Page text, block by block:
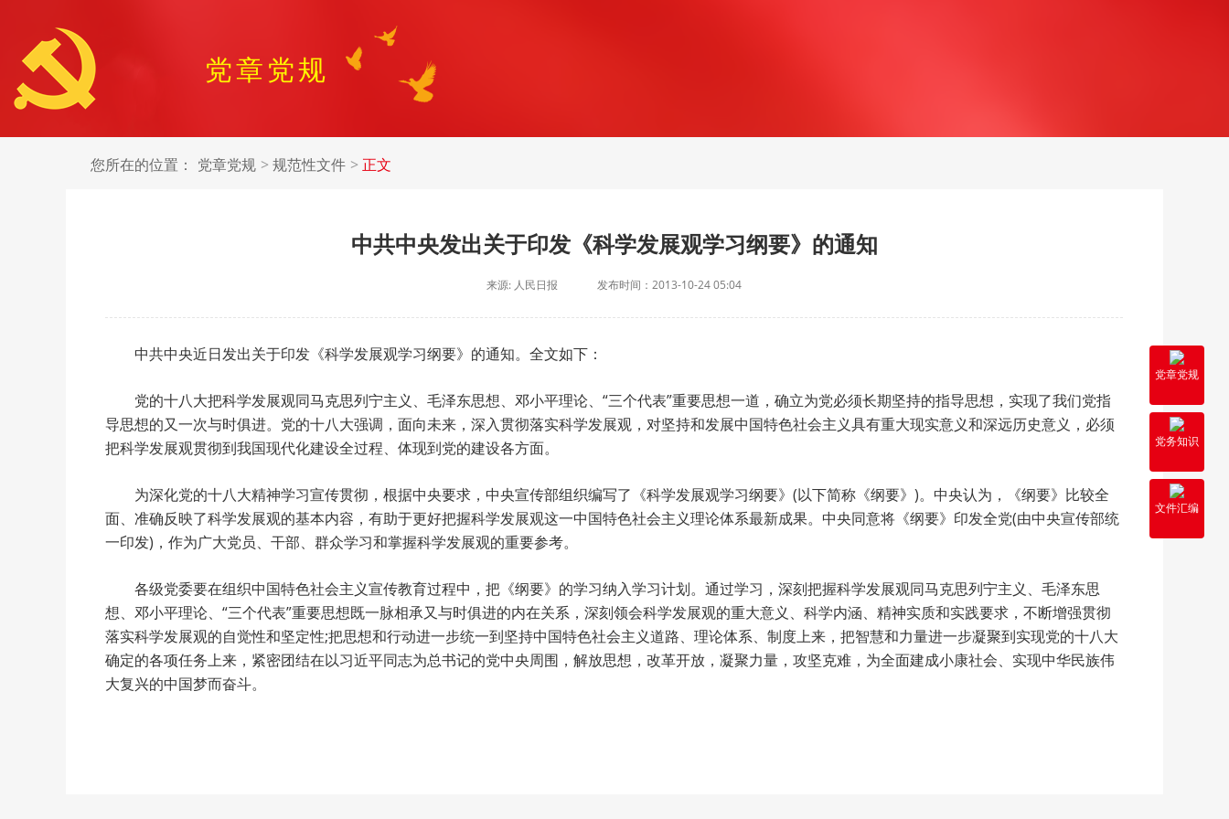
党章党规
您所在的位置： 党章党规 规范性文件 正文
中共中央发出关于印发《科学发展观学习纲要》的通知
来源: 人民日报 发布时间：2013-10-24 05:04
中共中央近日发出关于印发《科学发展观学习纲要》的通知。全文如下：
党的十八大把科学发展观同马克思列宁主义、毛泽东思想、邓小平理论、“三个代表”重要思想一道，确立为党必须长期坚持的指导思想，实现了我们党指
导思想的又一次与时俱进。党的十八大强调，面向未来，深入贯彻落实科学发展观，对坚持和发展中国特色社会主义具有重大现实意义和深远历史意义，必须
把科学发展观贯彻到我国现代化建设全过程、体现到党的建设各方面。
为深化党的十八大精神学习宣传贯彻，根据中央要求，中央宣传部组织编写了《科学发展观学习纲要》(以下简称《纲要》)。中央认为，《纲要》比较全
面、准确反映了科学发展观的基本内容，有助于更好把握科学发展观这一中国特色社会主义理论体系最新成果。中央同意将《纲要》印发全党(由中央宣传部统
一印发)，作为广大党员、干部、群众学习和掌握科学发展观的重要参考。
各级党委要在组织中国特色社会主义宣传教育过程中，把《纲要》的学习纳入学习计划。通过学习，深刻把握科学发展观同马克思列宁主义、毛泽东思
想、邓小平理论、“三个代表”重要思想既一脉相承又与时俱进的内在关系，深刻领会科学发展观的重大意义、科学内涵、精神实质和实践要求，不断增强贯彻
落实科学发展观的自觉性和坚定性;把思想和行动进一步统一到坚持中国特色社会主义道路、理论体系、制度上来，把智慧和力量进一步凝聚到实现党的十八大
确定的各项任务上来，紧密团结在以习近平同志为总书记的党中央周围，解放思想，改革开放，凝聚力量，攻坚克难，为全面建成小康社会、实现中华民族伟
大复兴的中国梦而奋斗。
党章党规
党务知识
文件汇编